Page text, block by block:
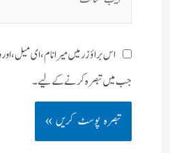
اس براؤزر میں میرا نام، ای میل،
جب میں تبصرہ کرنے کےلیے۔